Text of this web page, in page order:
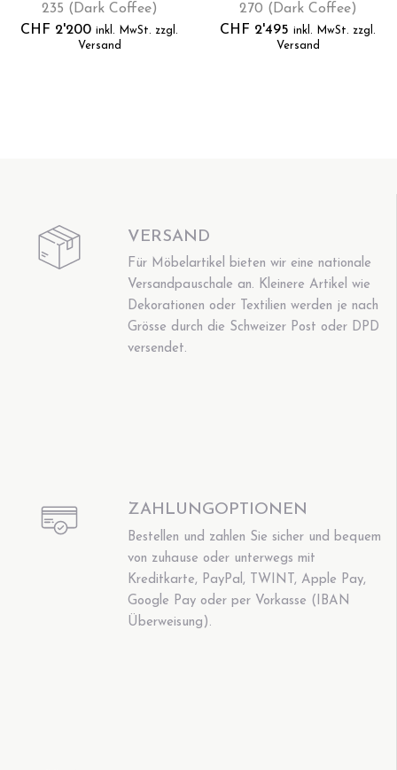
235 (Dark Coffee)
CHF 2'200 inkl. MwSt. zzgl.
Versand
270 (Dark Coffee)
CHF 2'495 inkl. MwSt. zzgl.
Versand
VERSAND
Für Möbelartikel bieten wir eine nationale
Versandpauschale an. Kleinere Artikel wie
Dekorationen oder Textilien werden je nach
Grösse durch die Schweizer Post oder DPD
versendet.
ZAHLUNGOPTIONEN
Bestellen und zahlen Sie sicher und bequem
von zuhause oder unterwegs mit
Kreditkarte, PayPal, TWINT, Apple Pay,
Google Pay oder per Vorkasse (IBAN
Überweisung).